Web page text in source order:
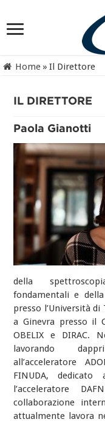
Home » Il Direttore
IL DIRETTORE
Paola Gianotti
della
fondamentali e
presso l’Università
a Ginevra presso il
OBELIX e DIRAC.
lavorando
all’acceleratore
FINUDA,
l’acceleratore
collaborazione
attualmente lavora